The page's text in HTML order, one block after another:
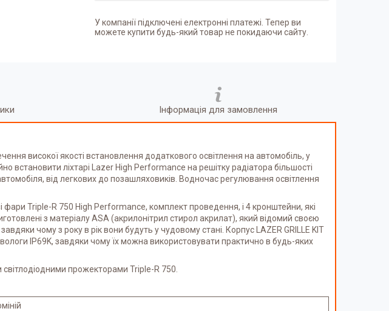
У компанії підключені електронні платежі. Тепер ви
можете купити будь-який товар не покидаючи сайту.
Інформація для замовлення
високої якості встановлення додаткового освітлення на автомобіль, у
встановити ліхтарі Lazer High Performance на решітку радіатора більшості
від легкових до позашляховиків. Водночас регулювання освітлення
фари Triple-R 750 High Performance, комплект проведення, і 4 кронштейни, які
з матеріалу ASA (акрилонітрил стирол акрилат), який відомий своєю
чому з року в рік вони будуть у чудовому стані. Корпус LAZER GRILLE KIT
IP69K, завдяки чому їх можна використовувати практично в будь-яких
прожекторами Triple-R 750.